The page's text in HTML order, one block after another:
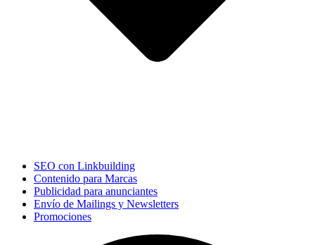
SEO con Linkbuilding
Contenido para Marcas
Publicidad para anunciantes
Envío de Mailings y Newsletters
Promociones